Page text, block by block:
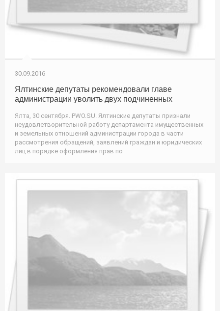
30.09.2016
Ялтинские депутаты рекомендовали главе
администрации уволить двух подчиненных
Ялта, 30 сентября. PWO.SU. Ялтинские депутаты признали
неудовлетворительной работу департамента имущественных
и земельных отношений администрации города в части
рассмотрения обращений, заявлений граждан и юридических
лиц в порядке оформления прав по